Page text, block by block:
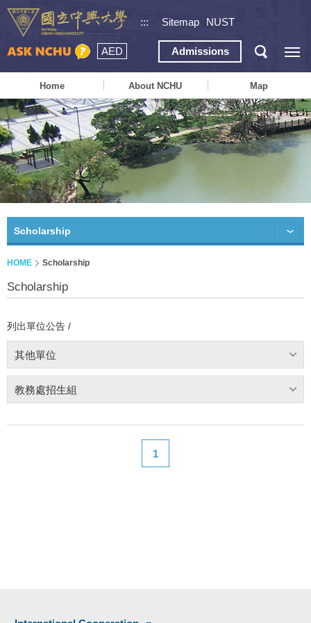
::: Sitemap NUST
AED Admissions
Home About NCHU Map
Scholarship
HOME Scholarship
Scholarship
列出單位公告 /
其他單位
教務處招生組
1